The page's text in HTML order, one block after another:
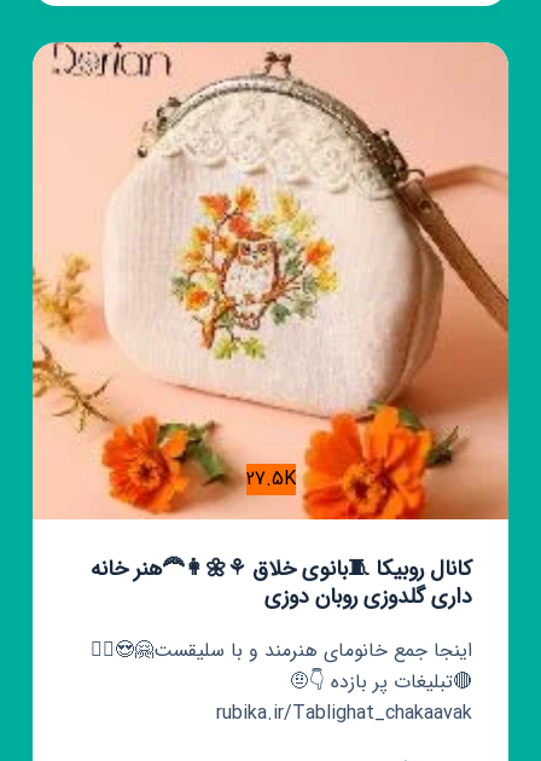
🌟
سوپراستارها
بازیگران
هنرمندان
زلزله
27.5K
کانال روبیکا 🧵بانوی خلاق ⚘🌼👩‍🦰هنر خانه
داری گلدوزی روبان دوزی
اینجا جمع خانومای هنرمند و با سلیقست🤗😍💁‍♀️ ‌ ‌
🔴تبلیغات پر بازده 👇🤨
rubika.ir/Tablighat_chakaavak